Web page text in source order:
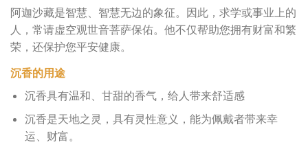
阿迦沙藏是智慧、智慧无边的象征。因此，求学或事业上的
人，常请虚空观世音菩萨保佑。他不仅帮助您拥有财富和繁
荣，还保护您平安健康。
沉香的用途
沉香具有温和、甘甜的香气，给人带来舒适感
沉香是天地之灵，具有灵性意义，能为佩戴者带来幸
运、财富。